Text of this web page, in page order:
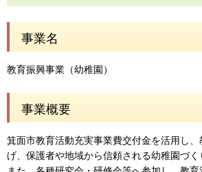
事業名
教育振興事業（幼稚園）
事業概要
箕面市教育活動充実事業費交付金を活用し
げ、保護者や地域から信頼される幼稚園づく